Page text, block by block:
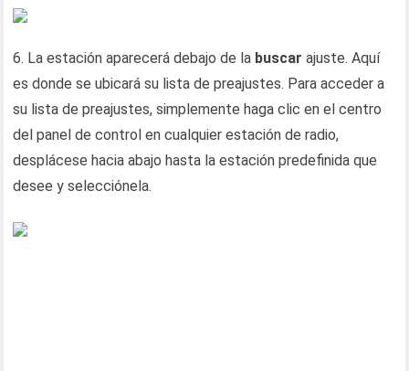
6. La estación aparecerá debajo de la buscar ajuste. Aquí
es donde se ubicará su lista de preajustes. Para acceder a
su lista de preajustes, simplemente haga clic en el centro
del panel de control en cualquier estación de radio,
desplácese hacia abajo hasta la estación predefinida que
desee y selecciónela.